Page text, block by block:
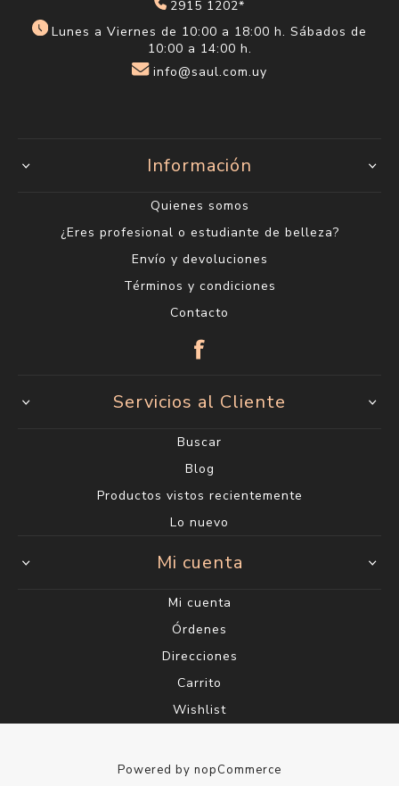
Encontranos en
18 de julio 1623
2400 6660*
Sábados de 9:00 a 14:00 h.
Ciudad Vieja
Sarandí 612
2915 1202*
Lunes a Viernes de 10:00 a 18:00 h. Sábados de
10:00 a 14:00 h.
Información
Quienes somos
Envío y devoluciones